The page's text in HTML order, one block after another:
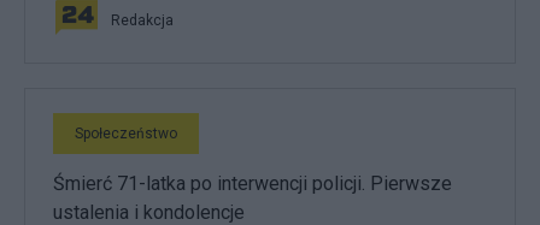
Redakcja
Społeczeństwo
Śmierć 71-latka po interwencji policji. Pierwsze
ustalenia i kondolencje